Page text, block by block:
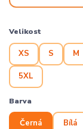
Velikost
XS S M
5XL
Barva
Černá Bílá